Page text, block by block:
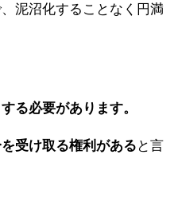
泥沼化することなく円満
する必要があります。
受け取る権利がある と言